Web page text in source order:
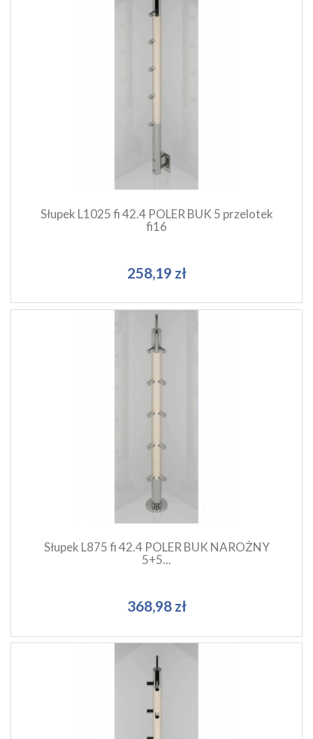
Słupek L1025 fi 42.4 POLER BUK 5 przelotek
fi16
258,19 zł
Szybki podgląd produktu
Słupek L875 fi 42.4 POLER BUK NAROŻNY
5+5...
368,98 zł